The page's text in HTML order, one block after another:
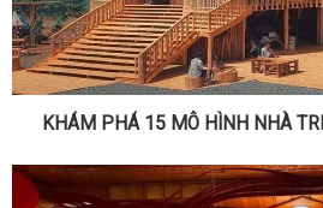
KHÁM PHÁ 15 MÔ HÌNH NHÀ